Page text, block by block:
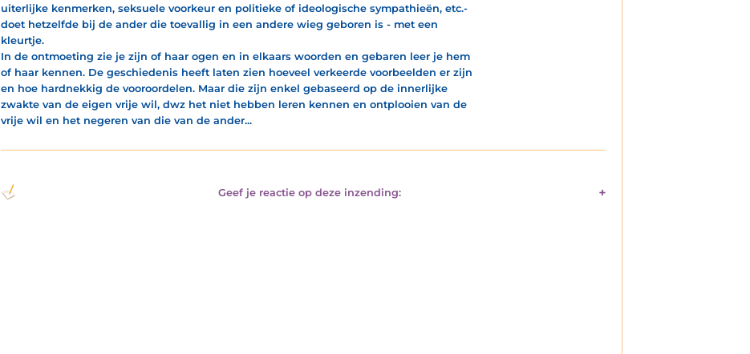
uiterlijke kenmerken, seksuele voorkeur en politieke of ideologische sympathieën, etc.-
doet hetzelfde bij de ander die toevallig in een andere wieg geboren is - met een
kleurtje.
In de ontmoeting zie je zijn of haar ogen en in elkaars woorden en gebaren leer je hem
of haar kennen. De geschiedenis heeft laten zien hoeveel verkeerde voorbeelden er zijn
en hoe hardnekkig de vooroordelen. Maar die zijn enkel gebaseerd op de innerlijke
zwakte van de eigen vrije wil, dwz het niet hebben leren kennen en ontplooien van de
vrije wil en het negeren van die van de ander...
Geef je reactie op deze inzending: